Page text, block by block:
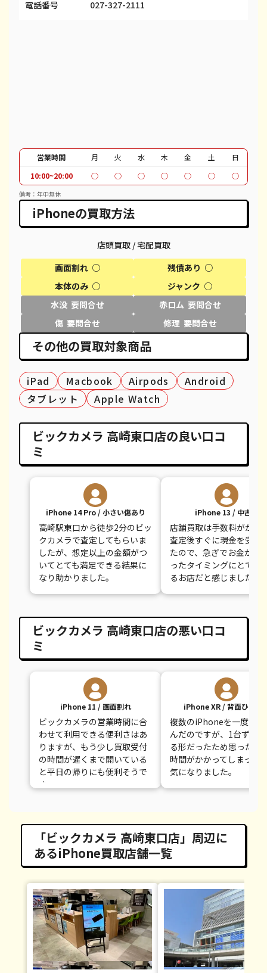
iPhone 13 Pro
iPhone SE 2
iPhone 11
iPhone 11 Pro
iPhone 11 Pro Max
iPhone XS Max
iPhone X
iPhone 8 Plus
iPhone 8
iPhone 7
iPhone 7 Plus
都度見積(非公開)
都度見積(非公開)
都度見積(非公開)
都度見積(非公開)
都度見積(非公開)
都度見積(非公開)
都度見積(非公開)
都度見積(非公開)
都度見積(非公開)
都度見積(非公開)
都度見積(非公開)
都度見積(非公開)
都度見積(非公開)
¥12,100
¥30,100
¥30,600
¥39,600
¥26,100
¥14,100
¥9,100
電話番号 027-327-2111
営業時間 月 火 水 木 金 土
日
10:00~20:00
○ ○ ○ ○ ○ ○ ○
備考：年中無休
iPhoneの買取方法
店頭買取 / 宅配買取
画面割れ ○
残債あり ○
本体のみ ○
ジャンク ○
水没 要問合せ
赤ロム 要問合せ
傷 要問合せ
修理 要問合せ
その他の買取対象商品
iPad Macbook Airpods
Android
タブレット
Apple Watch
ビックカメラ 高崎東口店の良い口コ
ミ
iPhone 14 Pro / 小さい傷あり
高崎駅東口から徒歩2分のビッ
クカメラで査定してもらいま
したが、想定以上の金額がつ
いてとても満足できる結果に
なり助かりました。
iPhone 13 / 中古品
店舗買取は手数料がかか
査定後すぐに現金を受け
たので、急ぎでお金が必
ったタイミングにとても
るお店だと感じました。
ビックカメラ 高崎東口店の悪い口コ
ミ
iPhone 11 / 画面割れ
ビックカメラの営業時間に合
わせて利用できる便利さはあ
りますが、もう少し買取受付
の時間が遅くまで開いている
と平日の帰りにも便利そうで
す。
iPhone XR / 背面ひびあ
複数のiPhoneを一度に
んだのですが、1台ずつ
る形だったため思ったよ
時間がかかってしまった
気になりました。
「ビックカメラ 高崎東口店」周辺に
あるiPhone買取店舗一覧